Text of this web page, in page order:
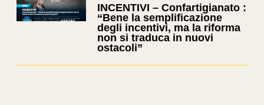
INCENTIVI – Confartigianato :
“Bene la semplificazione
degli incentivi, ma la riforma
non si traduca in nuovi
ostacoli”